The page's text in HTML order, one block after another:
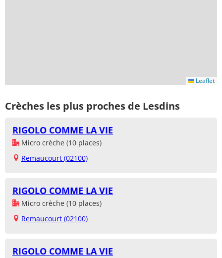
Leaflet
Crèches les plus proches de Lesdins
RIGOLO COMME LA VIE
Micro crèche (10 places)
Remaucourt (02100)
RIGOLO COMME LA VIE
Micro crèche (10 places)
Remaucourt (02100)
RIGOLO COMME LA VIE